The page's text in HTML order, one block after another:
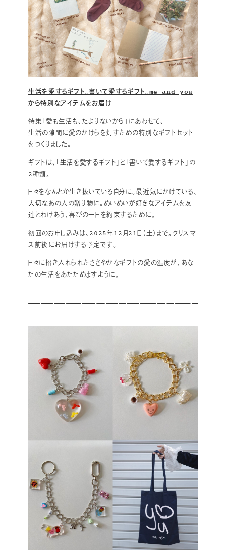
生活を愛するギフト。書いて愛するギフト。me and you
から特別なアイテムをお届け
特集「愛も生活も、たよりないから」にあわせて、
生活の隙間に愛のかけらを灯すための特別なギフトセット
をつくりました。
ギフトは、「生活を愛するギフト」と「書いて愛するギフト」の
2種類。
日々をなんとか生き抜いている自分に。最近気にかけている、
大切なあの人の贈り物に。めいめいが好きなアイテムを友
達とわけあう、喜びの一日を約束するために。
初回のお申し込みは、2025年12月21日（土）まで。クリスマ
ス前後にお届けする予定です。
日々に招き入れられたささやかなギフトの愛の温度が、あな
たの生活をあたためますように。